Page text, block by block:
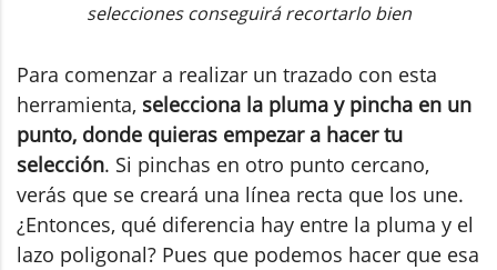
selecciones conseguirá recortarlo bien
Para comenzar a realizar un trazado con esta
herramienta, selecciona la pluma y pincha en un
punto, donde quieras empezar a hacer tu
selección. Si pinchas en otro punto cercano,
verás que se creará una línea recta que los une.
¿Entonces, qué diferencia hay entre la pluma y el
lazo poligonal? Pues que podemos hacer que esa